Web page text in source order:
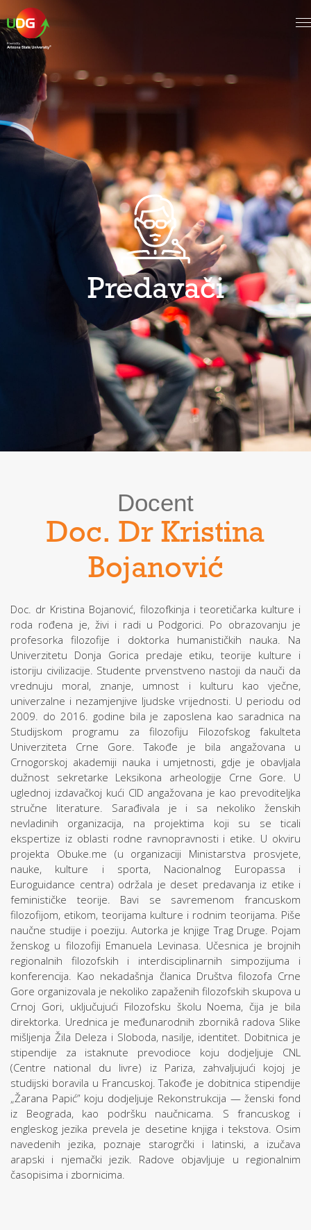
Predavači
Docent
Doc. Dr Kristina
Bojanović
Doc. dr Kristina Bojanović, filozofkinja i teoretičarka kulture i
roda rođena je, živi i radi u Podgorici. Po obrazovanju je
profesorka filozofije i doktorka humanističkih nauka. Na
Univerzitetu Donja Gorica predaje etiku, teorije kulture i
istoriju civilizacije. Studente prvenstveno nastoji da nauči da
vrednuju moral, znanje, umnost i kulturu kao vječne,
univerzalne i nezamjenjive ljudske vrijednosti. U periodu od
2009. do 2016. godine bila je zaposlena kao saradnica na
Studijskom programu za filozofiju Filozofskog fakulteta
Univerziteta Crne Gore. Takođe je bila angažovana u
Crnogorskoj akademiji nauka i umjetnosti, gdje je obavljala
dužnost sekretarke Leksikona arheologije Crne Gore. U
uglednoj izdavačkoj kući CID angažovana je kao prevoditeljka
stručne literature. Sarađivala je i sa nekoliko ženskih
nevladinih organizacija, na projektima koji su se ticali
ekspertize iz oblasti rodne ravnopravnosti i etike. U okviru
projekta Obuke.me (u organizaciji Ministarstva prosvjete,
nauke, kulture i sporta, Nacionalnog Europassa i
Euroguidance centra) održala je deset predavanja iz etike i
feminističke teorije. Bavi se savremenom francuskom
filozofijom, etikom, teorijama kulture i rodnim teorijama. Piše
naučne studije i poeziju. Autorka je knjige Trag Druge. Pojam
ženskog u filozofiji Emanuela Levinasa. Učesnica je brojnih
regionalnih filozofskih i interdisciplinarnih simpozijuma i
konferencija. Kao nekadašnja članica Društva filozofa Crne
Gore organizovala je nekoliko zapaženih filozofskih skupova u
Crnoj Gori, uključujući Filozofsku školu Noema, čija je bila
direktorka. Urednica je međunarodnih zbornikâ radova Slike
mišljenja Žila Deleza i Sloboda, nasilje, identitet. Dobitnica je
stipendije za istaknute prevodioce koju dodjeljuje CNL
(Centre national du livre) iz Pariza, zahvaljujući kojoj je
studijski boravila u Francuskoj. Takođe je dobitnica stipendije
„Žarana Papić” koju dodjeljuje Rekonstrukcija — ženski fond
iz Beograda, kao podršku naučnicama. S francuskog i
engleskog jezika prevela je desetine knjiga i tekstova. Osim
navedenih jezika, poznaje starogrčki i latinski, a izučava
arapski i njemački jezik. Radove objavljuje u regionalnim
časopisima i zbornicima.